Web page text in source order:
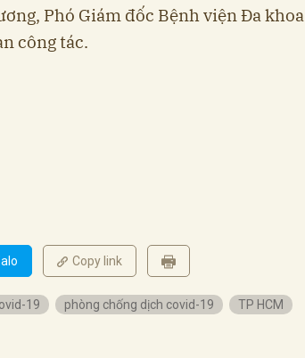
Phó Giám đốc Bệnh viện Đa khoa
công tác.
Copy link
19 phòng chống dịch covid-19
TP HCM